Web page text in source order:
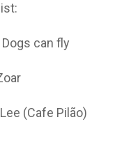
can fly
(Cafe Pilão)